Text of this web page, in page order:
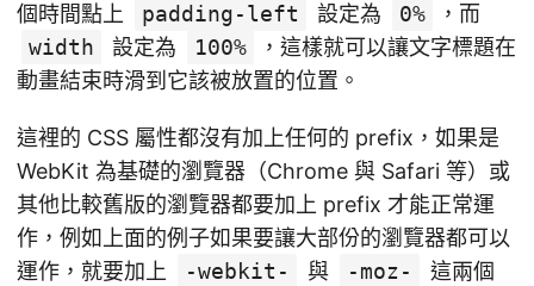
個時間點上
padding-left 設定為 0%
，而
width
設定為 100%
，這樣就可以讓文字標題在
動畫結束時滑到它該被放置的位置。
這裡的 CSS 屬性都沒有加上任何的 prefix，如果是
WebKit 為基礎的瀏覽器（Chrome 與 Safari 等）或
其他比較舊版的瀏覽器都要加上 prefix 才能正常運
作，例如上面的例子如果要讓大部份的瀏覽器都可以
運作，就要加上
-webkit- 與 -moz-
這兩個